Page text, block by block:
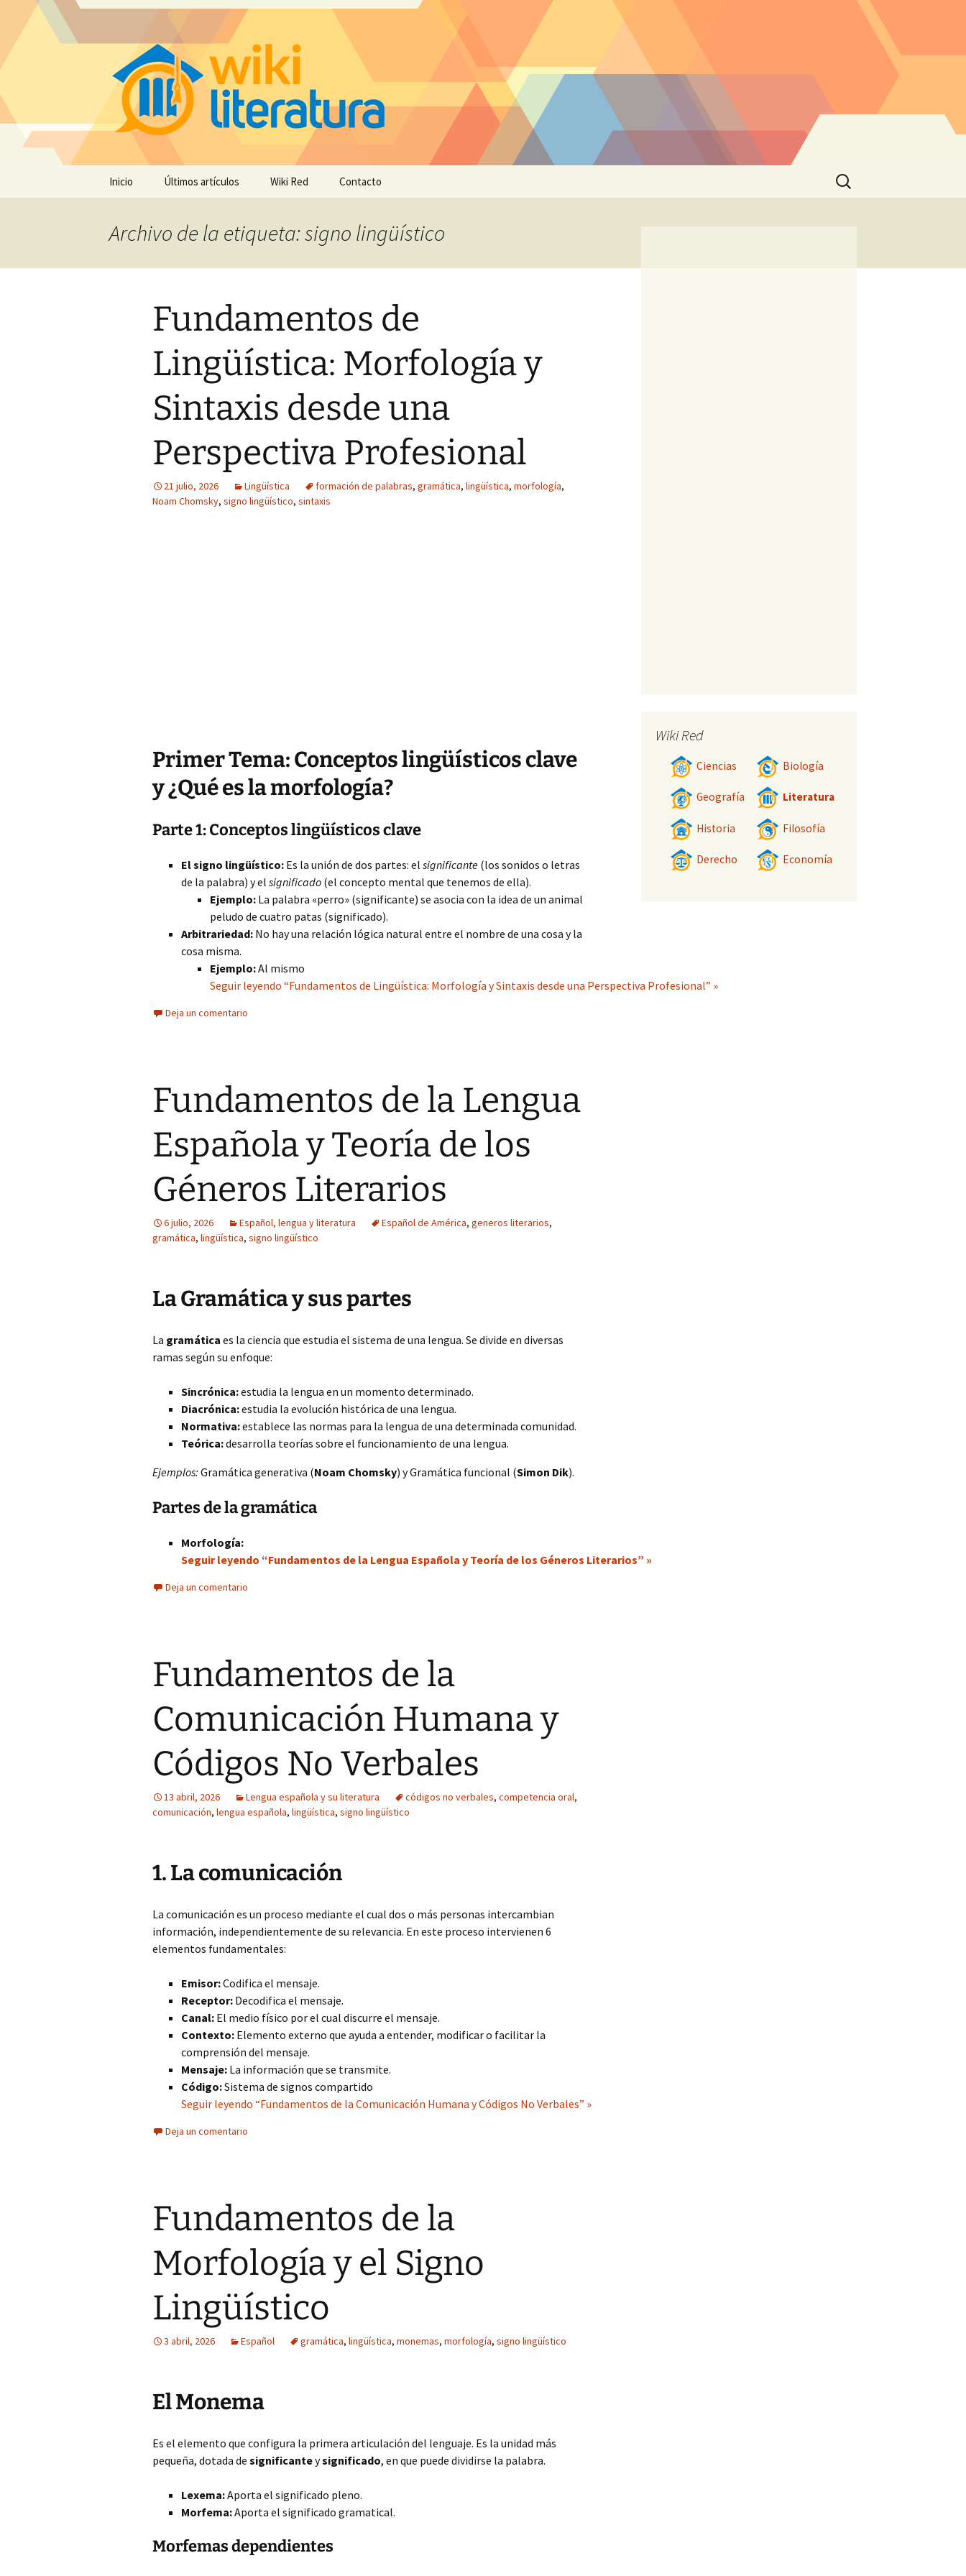
Inicio Últimos artículos Wiki Red Contacto
Buscar:
Archivo de la etiqueta: signo lingüístico
Fundamentos de
Lingüística: Morfología y
Sintaxis desde una
Perspectiva Profesional
21 julio, 2026 Lingüística formación de palabras, gramática, lingüística, morfología,
Noam Chomsky, signo lingüístico, sintaxis
Primer Tema: Conceptos lingüísticos clave
y ¿Qué es la morfología?
Parte 1: Conceptos lingüísticos clave
El signo lingüístico: Es la unión de dos partes: el significante (los sonidos o letras
de la palabra) y el significado (el concepto mental que tenemos de ella).
Ejemplo: La palabra «perro» (significante) se asocia con la idea de un animal
peludo de cuatro patas (significado).
Arbitrariedad: No hay una relación lógica natural entre el nombre de una cosa y la
cosa misma.
Ejemplo:Al mismo
Seguir leyendo “Fundamentos de Lingüística: Morfología y Sintaxis desde una Perspectiva Profesional” »
Deja un comentario
Fundamentos de la Lengua
Española y Teoría de los
Géneros Literarios
6 julio, 2026 Español, lengua y literatura Español de América, generos literarios,
gramática, lingüística, signo lingüístico
La Gramática y sus partes
La gramática es la ciencia que estudia el sistema de una lengua. Se divide en diversas
ramas según su enfoque:
Sincrónica:estudia la lengua en un momento determinado.
Diacrónica:estudia la evolución histórica de una lengua.
Normativa:establece las normas para la lengua de una determinada comunidad.
Teórica:desarrolla teorías sobre el funcionamiento de una lengua.
Ejemplos: Gramática generativa (Noam Chomsky) y Gramática funcional (Simon Dik).
Partes de la gramática
Morfología:
Seguir leyendo “Fundamentos de la Lengua Española y Teoría de los Géneros Literarios” »
Deja un comentario
Fundamentos de la
Comunicación Humana y
Códigos No Verbales
13 abril, 2026 Lengua española y su literatura códigos no verbales, competencia oral,
comunicación, lengua española, lingüística, signo lingüístico
1. La comunicación
La comunicación es un proceso mediante el cual dos o más personas intercambian
información, independientemente de su relevancia. En este proceso intervienen 6
elementos fundamentales:
Emisor:Codifica el mensaje.
Receptor: Decodifica el mensaje.
Canal: El medio físico por el cual discurre el mensaje.
Contexto: Elemento externo que ayuda a entender, modificar o facilitar la
comprensión del mensaje.
Mensaje: La información que se transmite.
Código:Sistema de signos compartido
Seguir leyendo “Fundamentos de la Comunicación Humana y Códigos No Verbales” »
Deja un comentario
Fundamentos de la
Morfología y el Signo
Lingüístico
3 abril, 2026 Español gramática, lingüística, monemas, morfología, signo lingüístico
El Monema
Es el elemento que configura la primera articulación del lenguaje. Es la unidad más
pequeña, dotada de significanteysignificado, en que puede dividirse la palabra.
Lexema:Aporta el significado pleno.
Morfema:Aporta el significado gramatical.
Morfemas dependientes
Wiki Red
Ciencias Biología
Geografía Literatura
Historia Filosofía
Derecho Economía